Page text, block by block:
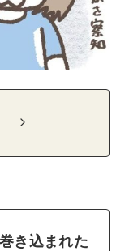
き込まれた